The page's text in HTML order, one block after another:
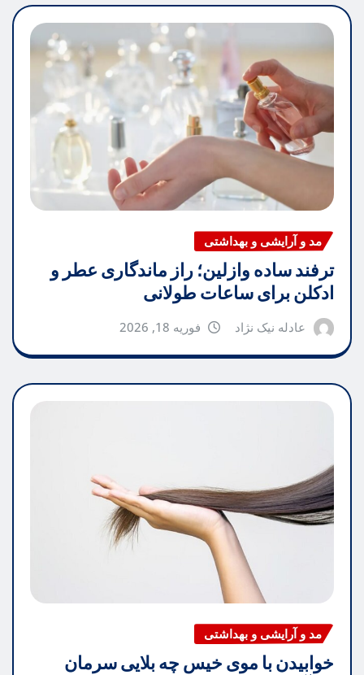
مد و آرایشی و بهداشتی
ترفند ساده وازلین؛ راز ماندگاری عطر و
ادکلن برای ساعات طولانی
عادله نیک نژاد فوریه 18, 2026
مد و آرایشی و بهداشتی
خوابیدن با موی خیس چه بلایی سرمان